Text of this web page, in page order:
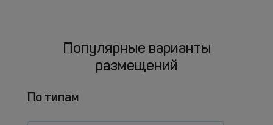
Популярные варианты
размещений
По типам